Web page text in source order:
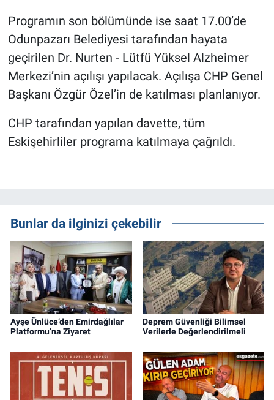
Programın son bölümünde ise saat 17.00’de
Odunpazarı Belediyesi tarafından hayata
geçirilen Dr. Nurten - Lütfü Yüksel Alzheimer
Merkezi’nin açılışı yapılacak. Açılışa CHP Genel
Başkanı Özgür Özel’in de katılması planlanıyor.
CHP tarafından yapılan davette, tüm
Eskişehirliler programa katılmaya çağrıldı.
Bunlar da ilginizi çekebilir
Ayşe Ünlüce’den Emirdağlılar
Platformu’na Ziyaret
Deprem Güvenliği Bilimsel
Verilerle Değerlendirilmeli